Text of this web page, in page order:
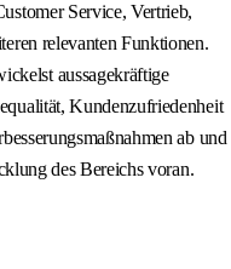
Service, Vertrieb,
relevanten Funktionen.
aussagekräftige
Kundenzufriedenheit
ab und
des Bereichs voran.